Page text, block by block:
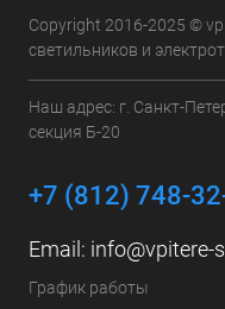
Copyright 2016-2025 ©
светильников и
Наш адрес: г. Санкт-
секция Б-20
+7 (812) 748-
Email: info@vpitere-
График работы